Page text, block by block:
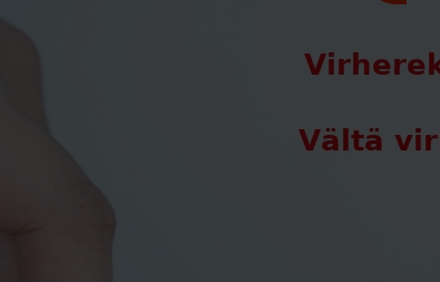
tilanteessa: avoimia tehtäviä on